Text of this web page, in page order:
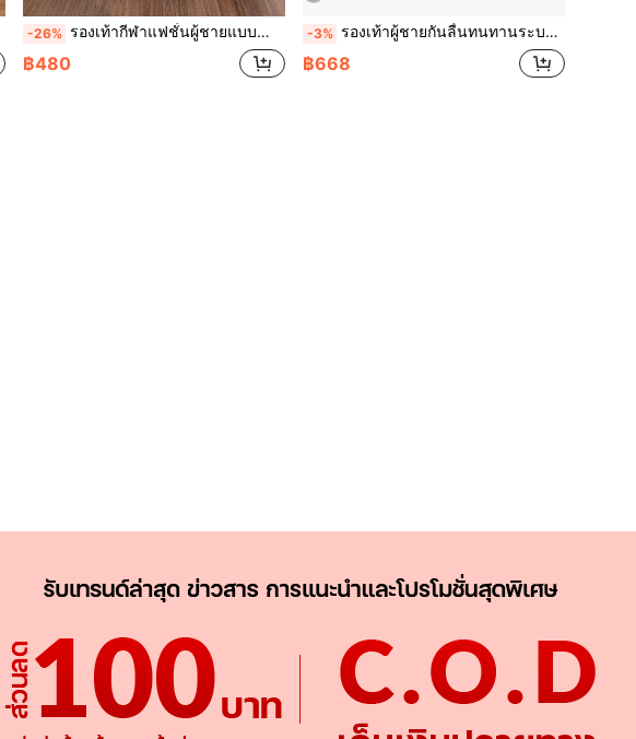
-26% รองเท้ากีฬาแฟชั่นผู้ชายแบบลำลองสำหรับกลางแจ้ง อเนกประสงค์ทุกฤดูกาล ทนทาน ระบายอากาศได้ดี กันลื่น รองเท้าผ้าใบสไตล์เรโทรลำลอง
฿480
-3% รองเท้าผู้ชายกันลื่นทนทานระบายอากาศได้หลายสีรองเท้าทางการกลางแจ้งผูกเชือกแบบต่ำสไตล์แฟชั่นมินิมอลรองเท้ากีฬา สีพื้น ฤดูใบไม้ผลิฤดูใบไม้ร่วง รองเท้าเทนนิสแบบต่ำ
฿668